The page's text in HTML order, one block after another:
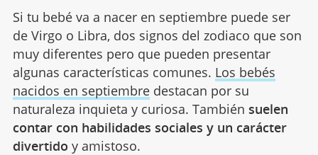
Si tu bebé va a nacer en septiembre puede ser
de Virgo o Libra, dos signos del zodiaco que son
muy diferentes pero que pueden presentar
algunas características comunes. Los bebés
nacidos en septiembredestacan por su
naturaleza inquieta y curiosa. También suelen
contar con habilidades sociales y un carácter
divertido y amistoso.